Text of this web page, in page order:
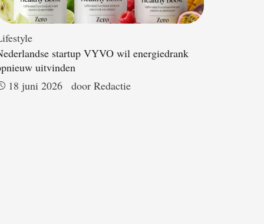
startup VYVO wil energiedrank
uitvinden
18 juni 2026
door Redactie